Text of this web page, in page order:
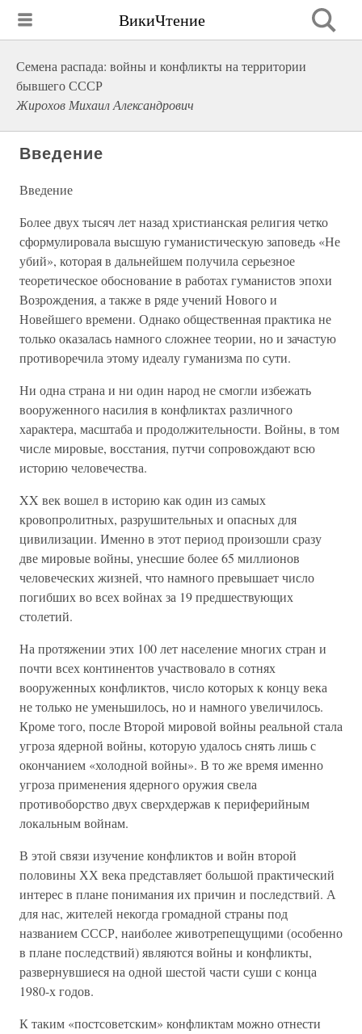
ВикиЧтение
Семена распада: войны и конфликты на территории
бывшего СССР
Жирохов Михаил Александрович
Введение
Введение
Более двух тысяч лет назад христианская религия четко
сформулировала высшую гуманистическую заповедь «Не
убий», которая в дальнейшем получила серьезное
теоретическое обоснование в работах гуманистов эпохи
Возрождения, а также в ряде учений Нового и
Новейшего времени. Однако общественная практика не
только оказалась намного сложнее теории, но и зачастую
противоречила этому идеалу гуманизма по сути.
Ни одна страна и ни один народ не смогли избежать
вооруженного насилия в конфликтах различного
характера, масштаба и продолжительности. Войны, в том
числе мировые, восстания, путчи сопровождают всю
историю человечества.
XX век вошел в историю как один из самых
кровопролитных, разрушительных и опасных для
цивилизации. Именно в этот период произошли сразу
две мировые войны, унесшие более 65 миллионов
человеческих жизней, что намного превышает число
погибших во всех войнах за 19 предшествующих
столетий.
На протяжении этих 100 лет население многих стран и
почти всех континентов участвовало в сотнях
вооруженных конфликтов, число которых к концу века
не только не уменьшилось, но и намного увеличилось.
Кроме того, после Второй мировой войны реальной стала
угроза ядерной войны, которую удалось снять лишь с
окончанием «холодной войны». В то же время именно
угроза применения ядерного оружия свела
противоборство двух сверхдержав к периферийным
локальным войнам.
В этой связи изучение конфликтов и войн второй
половины ХХ века представляет большой практический
интерес в плане понимания их причин и последствий. А
для нас, жителей некогда громадной страны под
названием СССР, наиболее животрепещущими (особенно
в плане последствий) являются войны и конфликты,
развернувшиеся на одной шестой части суши с конца
1980-х годов.
К таким «постсоветским» конфликтам можно отнести